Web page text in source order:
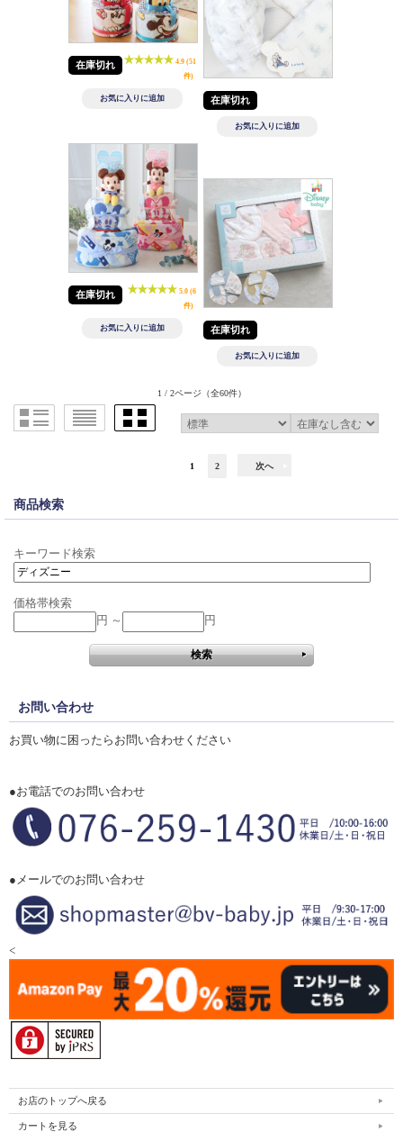
在庫切れ
4.9 (51
件)
在庫切れ
在庫切れ
5.0 (6
件)
在庫切れ
1 / 2ページ （全60件）
1 2 次へ
商品検索
キーワード検索
価格帯検索
円 ～
円
お問い合わせ
お買い物に困ったらお問い合わせください
●お電話でのお問い合わせ
●メールでのお問い合わせ
<
お店のトップへ戻る
カートを見る